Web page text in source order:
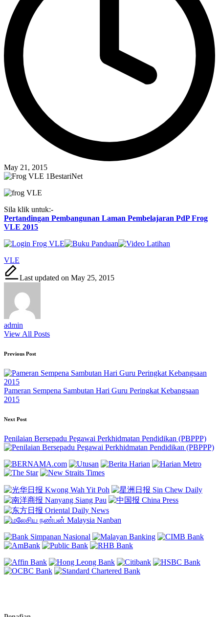
May 21, 2015
Sila klik untuk:-
Pertandingan Pembangunan Laman Pembelajaran PdP Frog
VLE 2015
Tags:
VLE
Last updated on May 25, 2015
admin
View All Posts
Post
navigation
Previous Post
Pameran Sempena Sambutan Hari Guru Peringkat Kebangsaan
2015
Next Post
Penilaian Bersepadu Pegawai Perkhidmatan Pendidikan (PBPPP)